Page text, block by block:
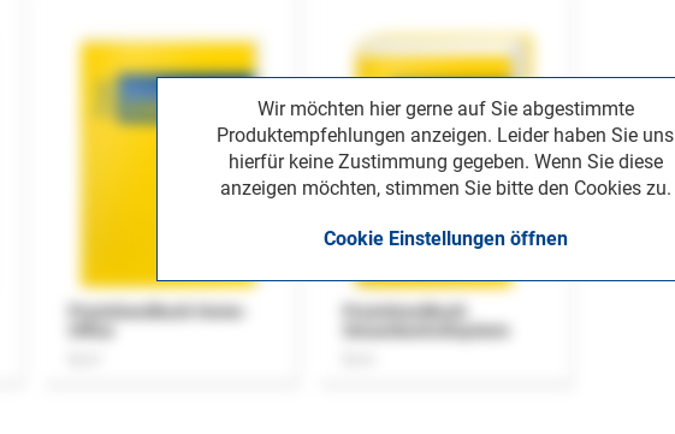
Wir möchten hier gerne auf Sie abgestimmte
Produktempfehlungen anzeigen. Leider haben Sie uns
hierfür keine Zustimmung gegeben. Wenn Sie diese
anzeigen möchten, stimmen Sie bitte den Cookies zu.
Cookie Einstellungen öffnen
Praxishandbuch Home-
Praxishandbuch